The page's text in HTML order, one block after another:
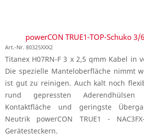
powerCON TRUE1-TOP-Schuko
Art.-Nr. 80325XXX2
Titanex H07RN-F 3 x 2,5 qmm Kabel in
Die spezielle Manteloberfläche nimmt
ist gut zu reinigen. Auch kalt noch
rund gepressten
Kontaktfläche und geringste
Neutrik powerCON TRUE1 -
Gerätesteckern.